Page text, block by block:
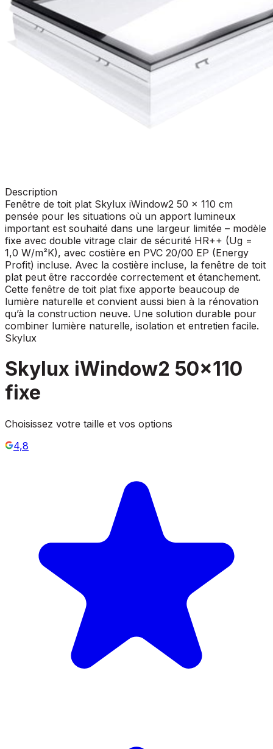
Description
Fenêtre de toit plat Skylux iWindow2 50 x 110 cm
pensée pour les situations où un apport lumineux
important est souhaité dans une largeur limitée – modèle
fixe avec double vitrage clair de sécurité HR++ (Ug =
1,0 W/m²K), avec costière en PVC 20/00 EP (Energy
Profit) incluse. Avec la costière incluse, la fenêtre de toit
plat peut être raccordée correctement et étanchement.
Cette fenêtre de toit plat fixe apporte beaucoup de
lumière naturelle et convient aussi bien à la rénovation
qu’à la construction neuve. Une solution durable pour
combiner lumière naturelle, isolation et entretien facile.
Skylux
Skylux iWindow2 50x110
fixe
Choisissez votre taille et vos options
4,8